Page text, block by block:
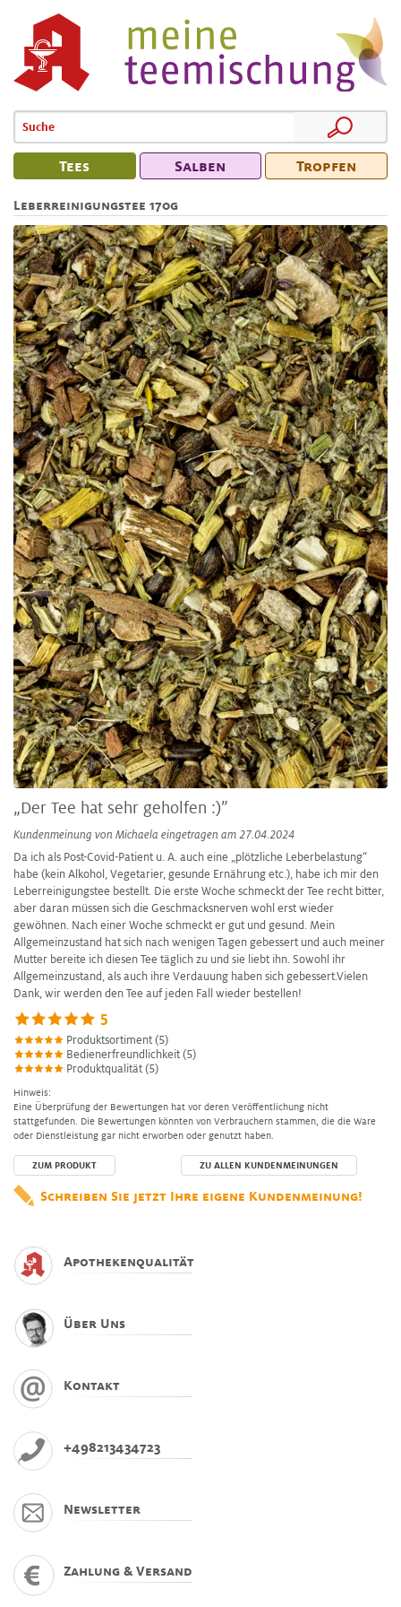
Tees Salben Tropfen
Leberreinigungstee 170g
„Der Tee hat sehr geholfen :)”
Kundenmeinung von Michaela eingetragen am 27.04.2024
Da ich als Post-Covid-Patient u. A. auch eine „plötzliche Leberbelastung“
habe (kein Alkohol, Vegetarier, gesunde Ernährung etc.), habe ich mir den
Leberreinigungstee bestellt. Die erste Woche schmeckt der Tee recht bitter,
aber daran müssen sich die Geschmacksnerven wohl erst wieder
gewöhnen. Nach einer Woche schmeckt er gut und gesund. Mein
Allgemeinzustand hat sich nach wenigen Tagen gebessert und auch meiner
Mutter bereite ich diesen Tee täglich zu und sie liebt ihn. Sowohl ihr
Allgemeinzustand, als auch ihre Verdauung haben sich gebessert.Vielen
Dank, wir werden den Tee auf jeden Fall wieder bestellen!
5
Produktsortiment (5)
Bedienerfreundlichkeit (5)
Produktqualität (5)
Hinweis:
Eine Überprüfung der Bewertungen hat vor deren Veröffentlichung nicht
stattgefunden. Die Bewertungen könnten von Verbrauchern stammen, die die Ware
oder Dienstleistung gar nicht erworben oder genutzt haben.
ZUM PRODUKT ZU ALLEN KUNDENMEINUNGEN
Schreiben Sie jetzt Ihre eigene Kundenmeinung!
Apothekenqualität
Über Uns
Kontakt
+498213434723
Newsletter
Zahlung & Versand